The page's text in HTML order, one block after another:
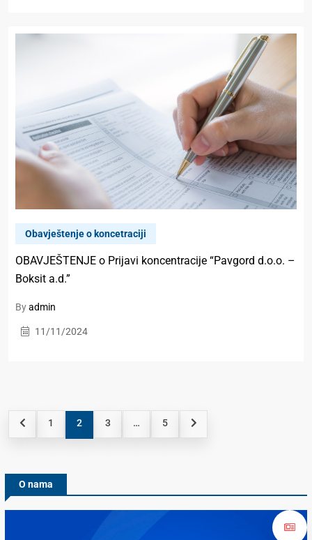
Obavještenje o koncetraciji
OBAVJEŠTENJE o Prijavi koncentracije “Pavgord d.o.o. –
Boksit a.d.”
Byadmin
11/11/2024
1 2 3 … 5
O nama